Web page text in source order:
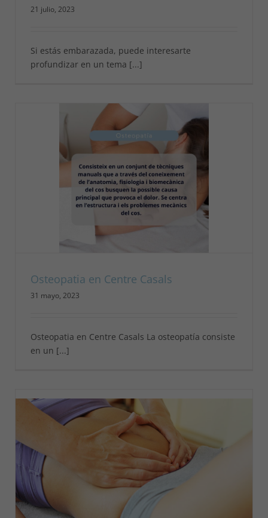
21 julio, 2023
Si estás embarazada, puede interesarte
profundizar en un tema [...]
Osteopatia en Centre Casals
31 mayo, 2023
Osteopatia en Centre Casals La osteopatía consiste
en un [...]